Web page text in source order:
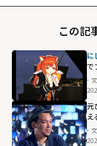
この記
に
で
元
え